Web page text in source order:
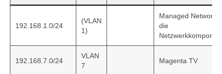
192.168.1.0/24
(VLAN
1)
Managed Network
die
192.168.7.0/24
VLAN
7
Magenta TV